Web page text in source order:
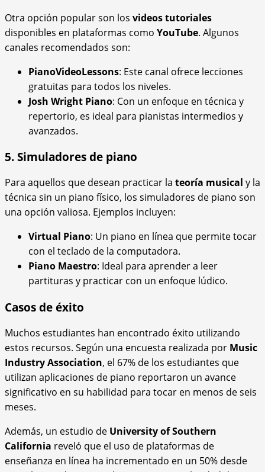
Otra opción popular son los videos tutoriales
disponibles en plataformas como YouTube. Algunos
canales recomendados son:
PianoVideoLessons: Este canal ofrece lecciones
gratuitas para todos los niveles.
Josh Wright Piano: Con un enfoque en técnica y
repertorio, es ideal para pianistas intermedios y
avanzados.
5. Simuladores de piano
Para aquellos que desean practicar la teoría musical y la
técnica sin un piano físico, los simuladores de piano son
una opción valiosa. Ejemplos incluyen:
Virtual Piano: Un piano en línea que permite tocar
con el teclado de la computadora.
Piano Maestro: Ideal para aprender a leer
partituras y practicar con un enfoque lúdico.
Casos de éxito
Muchos estudiantes han encontrado éxito utilizando
estos recursos. Según una encuesta realizada por Music
Industry Association, el 67% de los estudiantes que
utilizan aplicaciones de piano reportaron un avance
significativo en su habilidad para tocar en menos de seis
meses.
Además, un estudio de University of Southern
California reveló que el uso de plataformas de
enseñanza en línea ha incrementado en un 50% desde